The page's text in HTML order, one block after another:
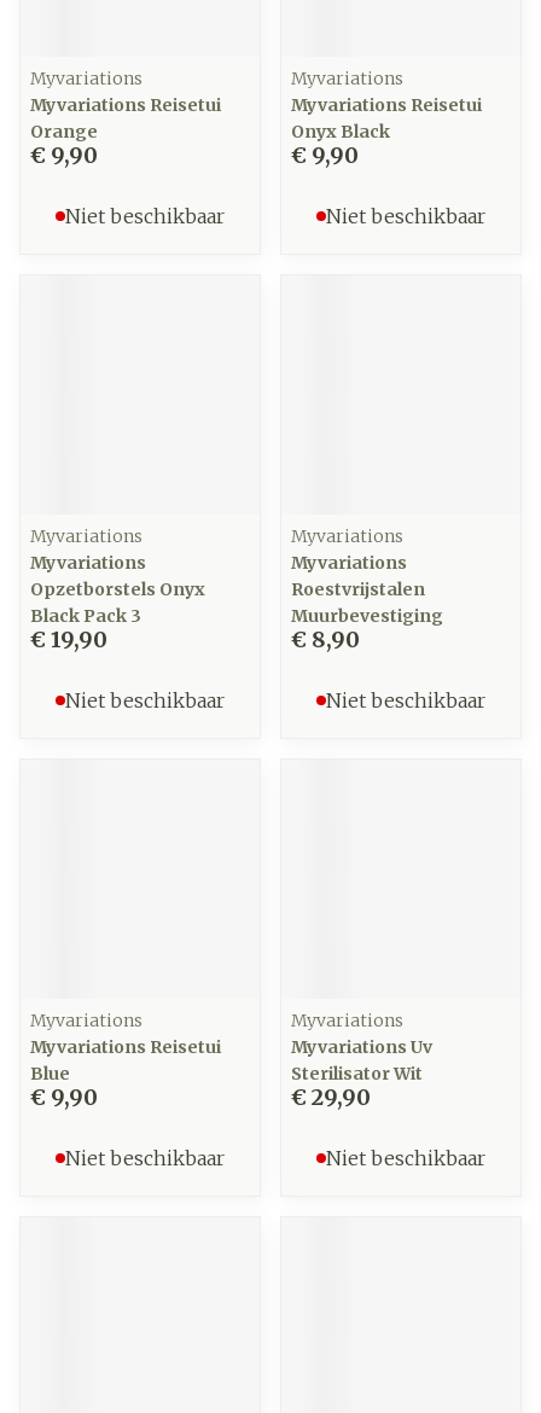
Myvariations
Myvariations Reisetui
Orange
€ 9,90
Niet beschikbaar
Myvariations
Myvariations Reisetui
Onyx Black
€ 9,90
Niet beschikbaar
Myvariations
Myvariations
Opzetborstels Onyx
Black Pack 3
€ 19,90
Niet beschikbaar
Myvariations
Myvariations
Roestvrijstalen
Muurbevestiging
€ 8,90
Niet beschikbaar
Myvariations
Myvariations Reisetui
Blue
€ 9,90
Niet beschikbaar
Myvariations
Myvariations Uv
Sterilisator Wit
€ 29,90
Niet beschikbaar